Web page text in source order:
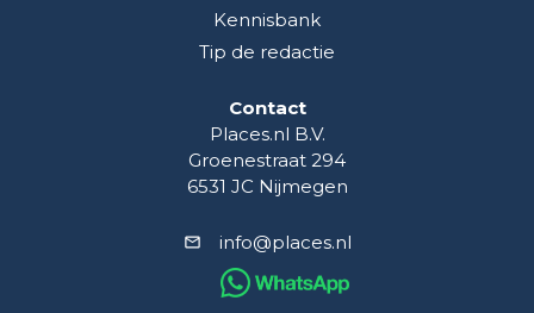
Kennisbank
Tip de redactie
Contact
Places.nl B.V.
Groenestraat 294
6531 JC Nijmegen
info@places.nl